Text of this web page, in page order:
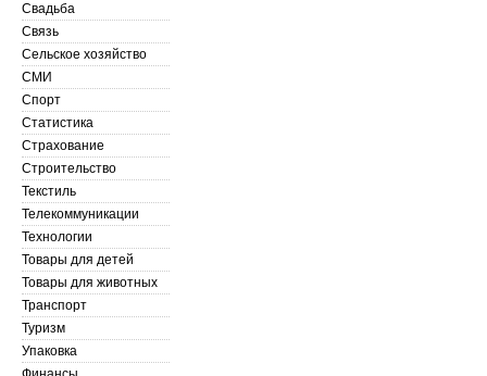
Свадьба
Связь
Сельское хозяйство
СМИ
Спорт
Статистика
Страхование
Строительство
Текстиль
Телекоммуникации
Технологии
Товары для детей
Товары для животных
Транспорт
Туризм
Упаковка